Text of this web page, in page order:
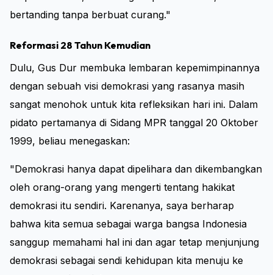
bertanding tanpa berbuat curang."
Reformasi 28 Tahun Kemudian
Dulu, Gus Dur membuka lembaran kepemimpinannya
dengan sebuah visi demokrasi yang rasanya masih
sangat menohok untuk kita refleksikan hari ini. Dalam
pidato pertamanya di Sidang MPR tanggal 20 Oktober
1999, beliau menegaskan:
"Demokrasi hanya dapat dipelihara dan dikembangkan
oleh orang-orang yang mengerti tentang hakikat
demokrasi itu sendiri. Karenanya, saya berharap
bahwa kita semua sebagai warga bangsa Indonesia
sanggup memahami hal ini dan agar tetap menjunjung
demokrasi sebagai sendi kehidupan kita menuju ke